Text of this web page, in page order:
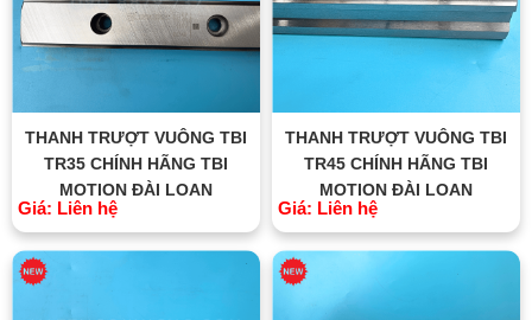
THANH TRƯỢT VUÔNG TBI
TR35 CHÍNH HÃNG TBI
MOTION ĐÀI LOAN
Giá: Liên hệ
THANH TRƯỢT VUÔNG TBI
TR45 CHÍNH HÃNG TBI
MOTION ĐÀI LOAN
Giá: Liên hệ